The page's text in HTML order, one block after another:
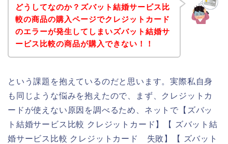
どうしてなのか？ズバット結婚サービス比
較の商品の購入ページでクレジットカード
のエラーが発生してしまいズバット結婚サ
ービス比較の商品が購入できない！！
という課題を抱えているのだと思います。実際私自身
も同じような悩みを抱えたので、まず、クレジットカ
ードが使えない原因を調べるため、ネットで【ズバッ
ト結婚サービス比較 クレジットカード】【 ズバット結
婚サービス比較 クレジットカード 失敗】【 ズバット